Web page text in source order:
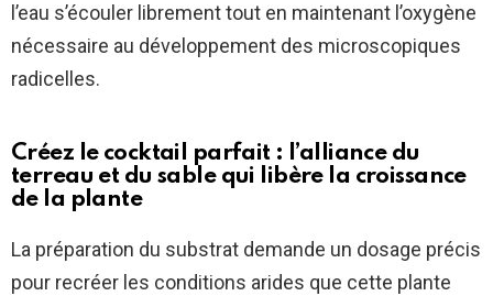
l’eau s’écouler librement tout en maintenant l’oxygène
nécessaire au développement des microscopiques
radicelles.
Créez le cocktail parfait : l’alliance du
terreau et du sable qui libère la croissance
de la plante
La préparation du substrat demande un dosage précis
pour recréer les conditions arides que cette plante